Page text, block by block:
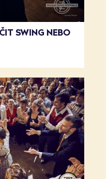
SWING NEBO